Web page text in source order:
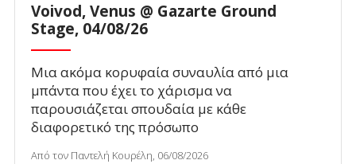
Voivod, Venus @ Gazarte Ground
Stage, 04/08/26
Μια ακόμα κορυφαία συναυλία από μια
μπάντα που έχει το χάρισμα να
παρουσιάζεται σπουδαία με κάθε
διαφορετικό της πρόσωπο
Από τον Παντελή Κουρέλη, 06/08/2026